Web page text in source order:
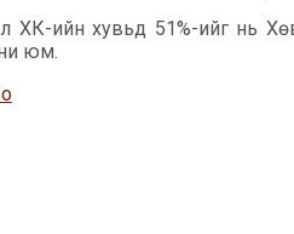
ХК-ийн хувьд 51%-ийг нь
юм.